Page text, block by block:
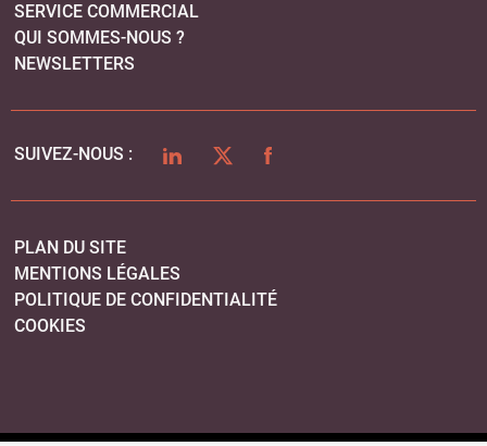
SERVICE COMMERCIAL
QUI SOMMES-NOUS ?
NEWSLETTERS
SUIVEZ-NOUS : LINKEDINTWITTERFACEBOOK
PLAN DU SITE
MENTIONS LÉGALES
POLITIQUE DE CONFIDENTIALITÉ
COOKIES